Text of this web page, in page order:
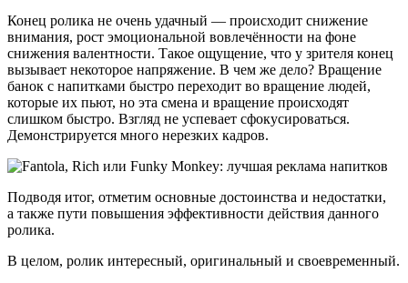
Конец ролика не очень удачный — происходит снижение
внимания, рост эмоциональной вовлечённости на фоне
снижения валентности. Такое ощущение, что у зрителя конец
вызывает некоторое напряжение. В чем же дело? Вращение
банок с напитками быстро переходит во вращение людей,
которые их пьют, но эта смена и вращение происходят
слишком быстро. Взгляд не успевает сфокусироваться.
Демонстрируется много нерезких кадров.
Подводя итог, отметим основные достоинства и недостатки,
а также пути повышения эффективности действия данного
ролика.
В целом, ролик интересный, оригинальный и своевременный.